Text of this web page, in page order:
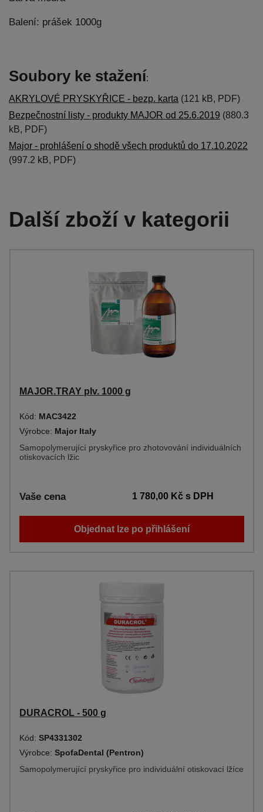
Balení: prášek 1000g
Soubory ke stažení:
AKRYLOVÉ PRYSKYŘICE - bezp. karta (121 kB, PDF)
Bezpečnostní listy - produkty MAJOR od 25.6.2019 (880.3
kB, PDF)
Major - prohlášení o shodě všech produktů do 17.10.2022
(997.2 kB, PDF)
Další zboží v kategorii
MAJOR.TRAY plv. 1000 g
Kód: MAC3422
Výrobce: Major Italy
Samopolymerující pryskyřice pro zhotovování individuálních
otiskovacích lžic
Vaše cena 1 780,00 Kčs DPH
Objednat lze po přihlášení
DURACROL - 500 g
Kód: SP4331302
Výrobce: SpofaDental (Pentron)
Samopolymerující pryskyřice pro individuální otiskovací lžíce